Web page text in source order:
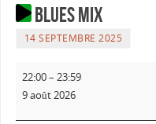
Blues Mix
14 SEPTEMBRE 2025
22:00– 23:59
9 août 2026